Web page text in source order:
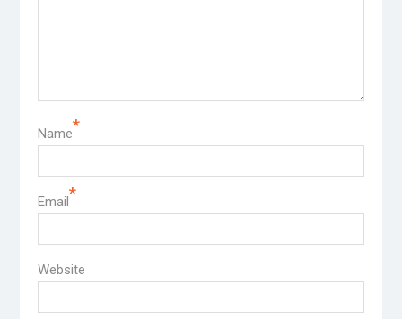
Name*
Email*
Website